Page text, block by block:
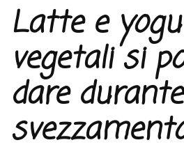
Latte e
vegetali si
dare